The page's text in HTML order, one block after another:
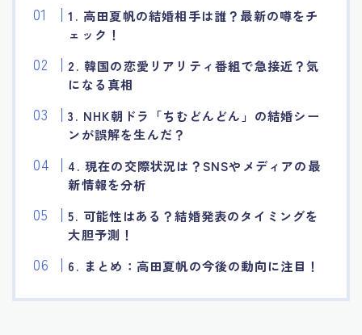
1. 高田夏帆の結婚相手は誰？最新の噂をチ
ェック！
2. 韓国の恋愛リアリティ番組で急接近？気
になる真相
3. NHK朝ドラ「ちむどんどん」の結婚シー
ンが誤解を生んだ？
4. 現在の交際状況は？SNSやメディアの最
新情報を分析
5. 可能性はある？結婚発表のタイミングを
大胆予測！
6. まとめ：高田夏帆の今後の動向に注目！